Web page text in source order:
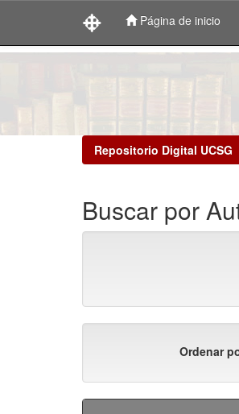
Página de inicio
Repositorio Digital UCSG
Buscar por
Ordenar